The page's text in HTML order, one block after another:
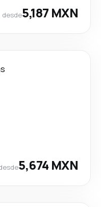
desde5,187 MXN
5,674 MXN